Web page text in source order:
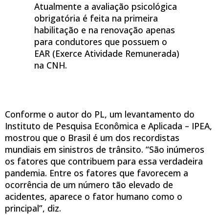
Atualmente a avaliação psicológica
obrigatória é feita na primeira
habilitação e na renovação apenas
para condutores que possuem o
EAR (Exerce Atividade Remunerada)
na CNH.
Conforme o autor do PL, um levantamento do
Instituto de Pesquisa Econômica e Aplicada – IPEA,
mostrou que o Brasil é um dos recordistas
mundiais em sinistros de trânsito. “São inúmeros
os fatores que contribuem para essa verdadeira
pandemia. Entre os fatores que favorecem a
ocorrência de um número tão elevado de
acidentes, aparece o fator humano como o
principal”, diz.